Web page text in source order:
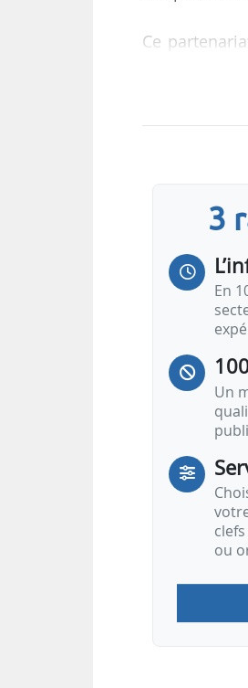
Ce
qu’Engie
« Ce
enjeux
3
En
Un
ou